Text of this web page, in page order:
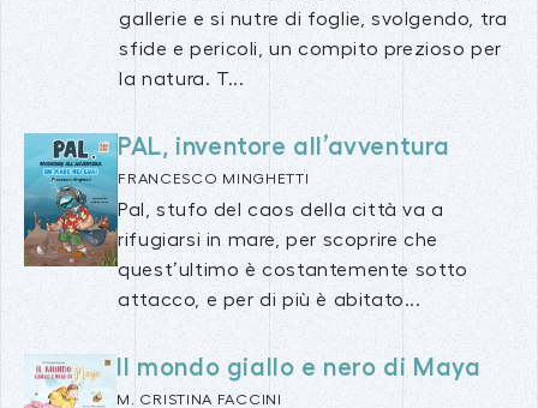
gallerie e si nutre di foglie, svolgendo, tra
sfide e pericoli, un compito prezioso per
la natura. T...
PAL, inventore all’avventura
FRANCESCO MINGHETTI
Pal, stufo del caos della città va a
rifugiarsi in mare, per scoprire che
quest’ultimo è costantemente sotto
attacco, e per di più è abitato...
Il mondo giallo e nero di Maya
M. CRISTINA FACCINI